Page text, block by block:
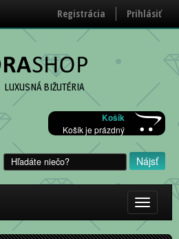
Registrácia Prihlásiť
LUXUSNÁ BIŽUTÉRIA
Košík
Košík je prázdný
menu